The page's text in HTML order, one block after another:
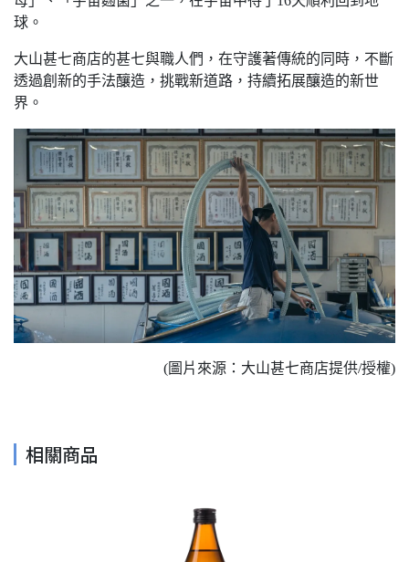
球。
大山甚七商店的甚七與職人們，在守護著傳統的同時，不斷
透過創新的手法釀造，挑戰新道路，持續拓展釀造的新世
界。
(圖片來源：大山甚七商店提供/授權)
相關商品